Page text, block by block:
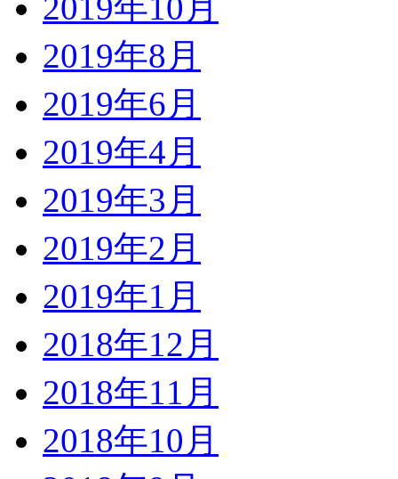
2019年8月
2019年6月
2019年4月
2019年3月
2019年2月
2019年1月
2018年12月
2018年11月
2018年10月